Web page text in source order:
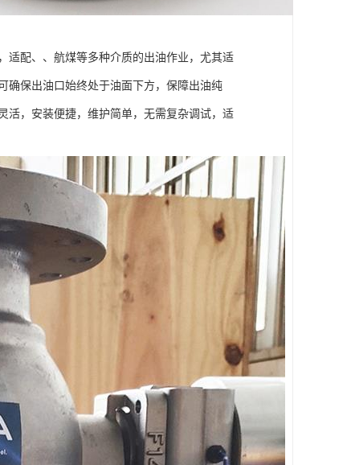
适配、、航煤等多种介质的出油作业，尤其适
确保出油口始终处于油面下方，保障出油纯
活，安装便捷，维护简单，无需复杂调试，适